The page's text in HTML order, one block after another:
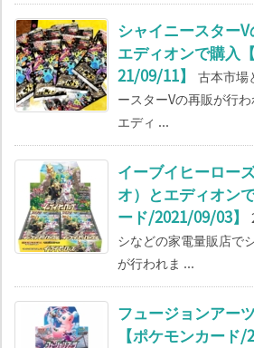
シャイニースター
エディオンで購入
21/09/11】
古本市場
ースターVの再販が行
エディ ...
イーブイヒーロー
オ）とエディオン
ード/2021/09/03】
シなどの家電量販店で
が行われま ...
フュージョンアー
【ポケモンカード/